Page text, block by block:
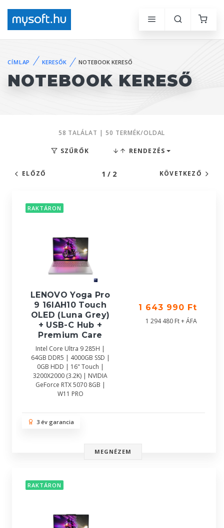
CÍMLAP KERESŐK NOTEBOOK KERESŐ
NOTEBOOK KERESŐ
58 TALÁLAT | 50 TERMÉK/OLDAL
SZŰRŐK RENDEZÉS
ELŐZŐ 1 / 2 KÖVETKEZŐ
RAKTÁRON
LENOVO Yoga Pro
9 16IAH10 Touch
OLED (Luna Grey)
+ USB-C Hub +
Premium Care
Intel Core Ultra 9 285H |
64GB DDR5 | 4000GB SSD |
0GB HDD | 16" Touch |
3200X2000 (3.2K) | NVIDIA
GeForce RTX 5070 8GB |
W11 PRO
1 643 990 Ft
1 294 480 Ft + ÁFA
3 év garancia
MEGNÉZEM
RAKTÁRON